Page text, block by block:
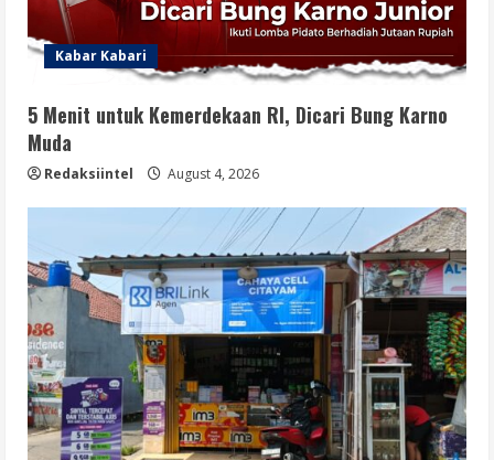
Kabar Kabari
5 Menit untuk Kemerdekaan RI, Dicari Bung Karno
Muda
Redaksiintel August 4, 2026